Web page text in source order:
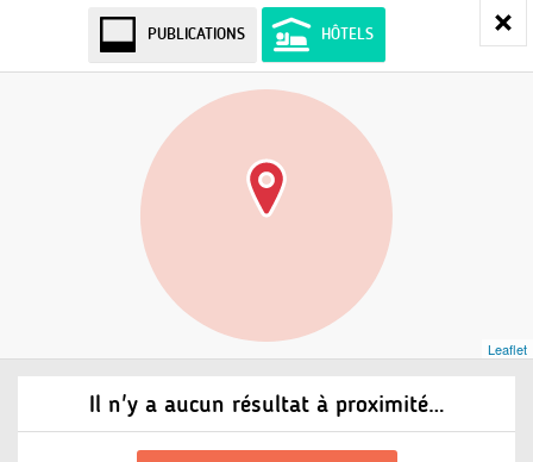
PUBLICATIONS HÔTELS
Il n'y a aucun résultat à proximité…
Leaflet